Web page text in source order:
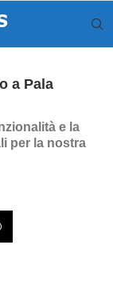
a Pala
e la
per la nostra